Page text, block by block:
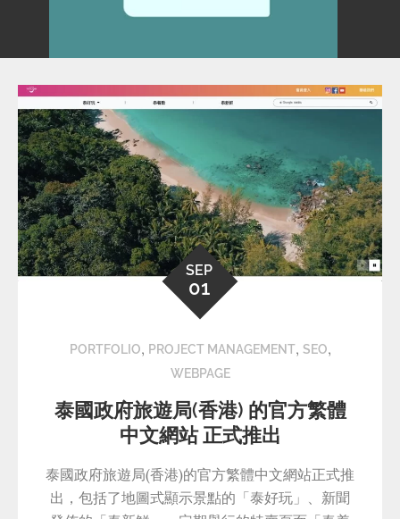
SEP
01
PORTFOLIO, PROJECT MANAGEMENT, SEO,
WEBPAGE
泰國政府旅遊局(香港) 的官方繁體
中文網站 正式推出
泰國政府旅遊局(香港)的官方繁體中文網站正式推
出，包括了地圖式顯示景點的「泰好玩」、新聞